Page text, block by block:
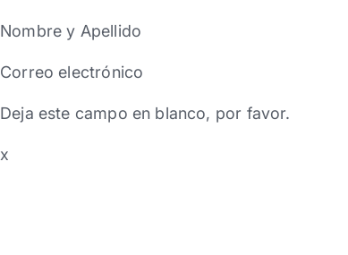
Nombre y Apellido
Correo electrónico
Deja este campo en blanco, por favor.
x